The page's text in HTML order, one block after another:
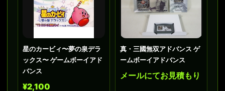
星のカービィ〜夢の泉デラ
ックス〜 ゲームボーイアド
バンス
¥2,100
真・三國無双アドバンス ゲ
ームボーイアドバンス
メールにてお見積もり